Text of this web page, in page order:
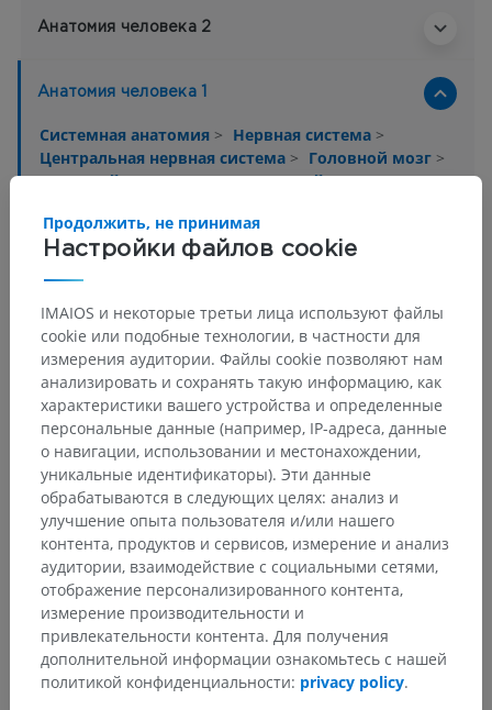
Анатомия человека 2
Анатомия человека 1
Системная анатомия > Нервная система >
Центральная нервная система > Головной мозг >
Передний мозг> Промежуточный мозг>
Дорсальные ядра таламуса
Основные структуры:
Заднее латеральное ядро
Ядра подушки
Переводы
Заметили ошибку?
Не стесняйтесь предложить поправку, свою версию
перевода или решение по улучшению контента.
Сообщить об ошибке
Настройки файлов cookie
Продолжить, не принимая
IMAIOS и некоторые третьи лица используют файлы
cookie или подобные технологии, в частности для
измерения аудитории. Файлы cookie позволяют нам
анализировать и сохранять такую информацию, как
характеристики вашего устройства и определенные
персональные данные (например, IP-адреса, данные
о навигации, использовании и местонахождении,
уникальные идентификаторы). Эти данные
обрабатываются в следующих целях: анализ и
улучшение опыта пользователя и/или нашего
контента, продуктов и сервисов, измерение и анализ
аудитории, взаимодействие с социальными сетями,
отображение персонализированного контента,
измерение производительности и
привлекательности контента. Для получения
дополнительной информации ознакомьтесь с нашей
политикой конфиденциальности: privacy policy.